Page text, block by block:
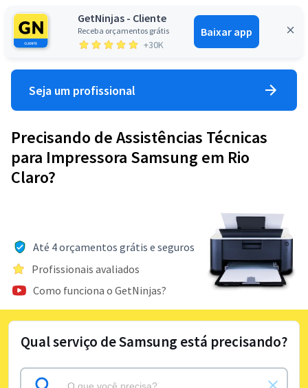
GetNinjas - Cliente
Receba orçamentos grátis
+30K
Baixar app
Entrar
Seja um profissional
Precisando de Assistências Técnicas
para Impressora Samsung em Rio
Claro?
Até 4 orçamentos grátis e seguros
Profissionais avaliados
Como funciona o GetNinjas?
Qual serviço de Samsung está precisando?